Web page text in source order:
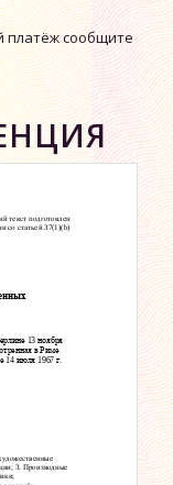
платёж сообщите